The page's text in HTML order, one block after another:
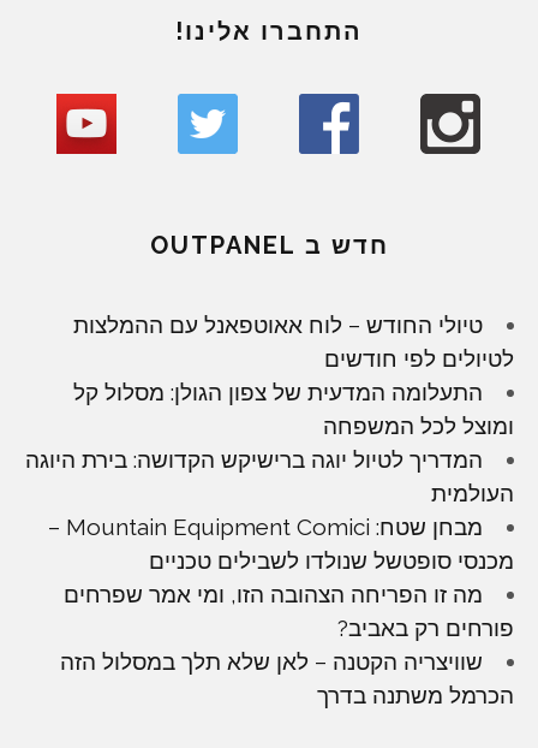
התחברו אלינו!
חדש ב OUTPANEL
טיולי החודש – לוח אאוטפאנל עם ההמלצות
לטיולים לפי חודשים
התעלומה המדעית של צפון הגולן: מסלול קל
ומוצל לכל המשפחה
המדריך לטיול יוגה ברישיקש הקדושה: בירת היוגה
העולמית
מבחן שטח: Mountain Equipment Comici –
מכנסי סופטשל שנולדו לשבילים טכניים
מה זו הפריחה הצהובה הזו, ומי אמר שפרחים
פורחים רק באביב?
שוויצריה הקטנה – לאן שלא תלך במסלול הזה
הכרמל משתנה בדרך